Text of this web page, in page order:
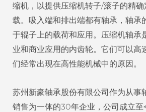
缩机，以提供压缩机转子/滚子的精
载。吸入端和排出端都有轴承，轴承
于辊子上的载荷和应用。压缩机轴承
业和商业应用的内齿轮。它们可以高
们经常出现在高性能机械中的原因。
苏州新豪轴承股份有限公司作为从事
销售为一体的30年企业，公司成立至